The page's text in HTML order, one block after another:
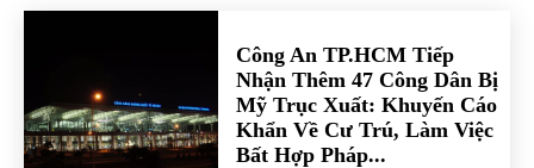
Công An TP.HCM Tiếp
Nhận Thêm 47 Công Dân Bị
Mỹ Trục Xuất: Khuyến Cáo
Khẩn Về Cư Trú, Làm Việc
Bất Hợp Pháp...